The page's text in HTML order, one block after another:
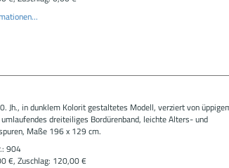
Jh., in dunklem Kolorit gestaltetes Modell, verziert von
dreiteiliges Bordürenband, leichte Alters- und
Maße 196 x 129 cm.
904
€, Zuschlag: 120,00 €